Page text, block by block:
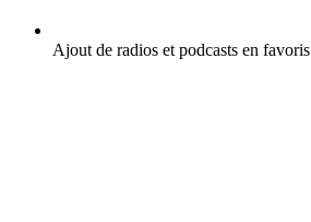
Ajout de radios et podcasts en favoris